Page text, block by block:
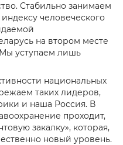
Стабильно занимаем
человеческого
на втором месте
уступаем лишь
национальных
таких лидеров,
и наша Россия. В
проходит,
закалку», которая,
новый уровень.